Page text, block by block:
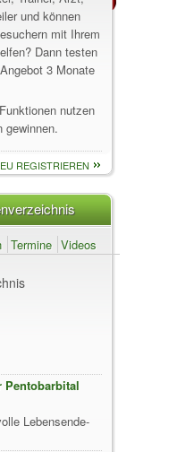
und können
mit Ihrem
Dann testen
3 Monate
nutzen
gewinnen.
REGISTRIEREN
Termine Videos
Pentobarbital
Lebensende-